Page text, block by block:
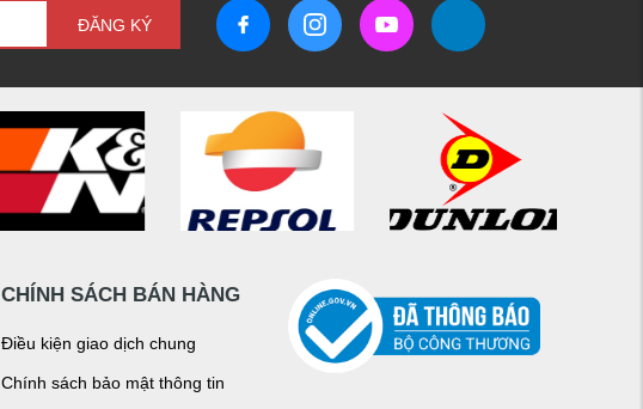
ĐĂNG KÝ
CHÍNH SÁCH BÁN HÀNG
Điều kiện giao dịch chung
Chính sách bảo mật thông tin